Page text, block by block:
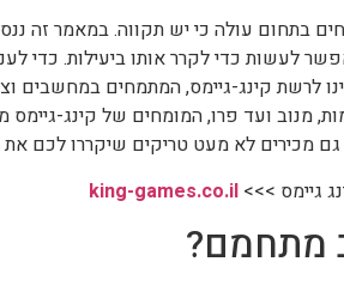
בתחום עולה כי יש תקווה. במאמר זה
לעשות כדי לקרר אותו ביעילות. כדי
לרשת קינג-גיימס, המתמחים במחשבים
מנוב ועד פרו, המומחים של קינג-
מכירים לא מעט טריקים שיקררו לכם את
גיימס >>> king-games.co.il
מתחמם?